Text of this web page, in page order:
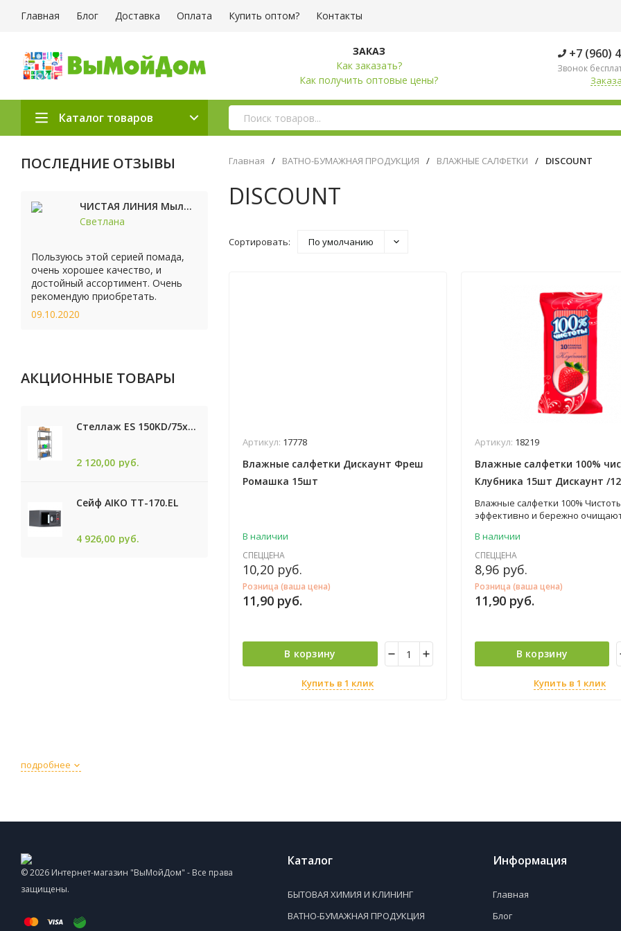
Главная Блог Доставка Оплата Купить оптом? Контакты
ЗАКАЗ
Как заказать?
Как получить оптовые цены?
+7 (960)
Звонок
Каталог товаров
ПОСЛЕДНИЕ ОТЗЫВЫ
ЧИСТАЯ ЛИНИЯ Мыло косметическое Персик 90г
Светлана
Пользуюсь этой серией помада,
очень хорошее качество, и
достойный ассортимент. Очень
рекомендую приобретать.
09.10.2020
АКЦИОННЫЕ ТОВАРЫ
Стеллаж ES 150KD/75x30/4 оцинк
2 120,00 руб.
Сейф AIKO TТ-170.EL
4 926,00 руб.
Главная / ВАТНО-БУМАЖНАЯ ПРОДУКЦИЯ / ВЛАЖНЫЕ САЛФЕТКИ / DISCOUNT
DISCOUNT
Сортировать: По умолчанию
Артикул: 17778
Влажные салфетки Дискаунт Фреш
Ромашка 15шт
В наличии
СПЕЦЦЕНА
10,20 руб.
Розница (ваша цена)
11,90 руб.
В корзину
Купить в 1 клик
Артикул: 18219
Влажные салфетки 100%
Клубника 15шт Дискаунт /
Влажные салфетки 100%
эффективно и бережно
рук и лица. Создают ощущение
благодаря приятному легкому
лета. Дарят ощущение чистоты,
и здоровья. Обладают
антибактериальными
Подходят для всех типов кожи.
Изготовлены из
материала с ультрамягкой
содержат спирта.
В наличии
СПЕЦЦЕНА
8,96 руб.
Розница (ваша цена)
11,90 руб.
В корзину
Купить в 1 клик
подробнее
© 2026 Интернет-магазин "ВыМойДом" - Все права
защищены.
Каталог
БЫТОВАЯ ХИМИЯ И КЛИНИНГ
ВАТНО-БУМАЖНАЯ ПРОДУКЦИЯ
Информация
Главная
Блог